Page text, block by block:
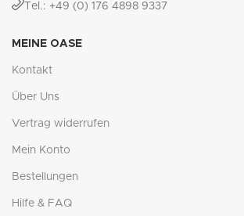
Tel.: +49 (0) 176 4898 9337
MEINE OASE
Kontakt
Über Uns
Vertrag widerrufen
Mein Konto
Bestellungen
Hilfe & FAQ